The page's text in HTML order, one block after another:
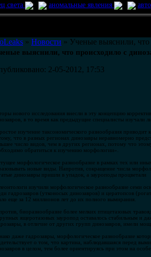
света аномальные явления
» Новости » Ученые выяснили,
выяснили, что происходило с
2-05-2012, 17:53
нового исследования внесли в эту концепцию
в то время как предыдущие специалисты изучали
изучение таксономического разнообразия
что в разных регионах динозавры неравномерно
число видов, чем в других регионах, потому что
обратиться к изучению морфологии».
морфологическое разнообразие в рамках тех или
новые виды. Напротив, сокращение числа
динозавры пришли в упадок, а зауроподы процветали
изучили морфологическое разнообразие семи
гадрозавров (утконосых динозавров) и цератопсов
еще за 12 миллионов лет до их полного вымирания.
биоразнообразие более мелких птицетазовых
ящеротазовых зауропод оставалось стабильным и
в отличие от других групп динозавров, имели
даже гадрозавры, морфологическое разнообразие
о том, что картина, наблюдавшаяся перед
в целом, тем более ориентируясь при этом на